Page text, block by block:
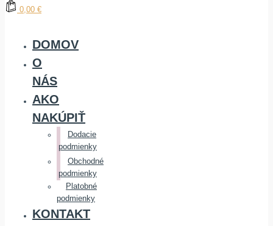
0,00 €
DOMOV
O
NÁS
AKO
NAKÚPIŤ
Dodacie
podmienky
Obchodné
podmienky
Platobné
podmienky
KONTAKT